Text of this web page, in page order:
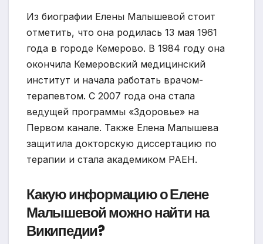
Из биографии Елены Малышевой стоит
отметить, что она родилась 13 мая 1961
года в городе Кемерово. В 1984 году она
окончила Кемеровский медицинский
институт и начала работать врачом-
терапевтом. С 2007 года она стала
ведущей программы «Здоровье» на
Первом канале. Также Елена Малышева
защитила докторскую диссертацию по
терапии и стала академиком РАЕН.
Какую информацию о Елене
Малышевой можно найти на
Википедии?